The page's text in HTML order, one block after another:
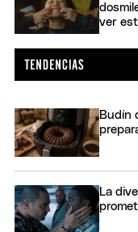
ver
Budín
La